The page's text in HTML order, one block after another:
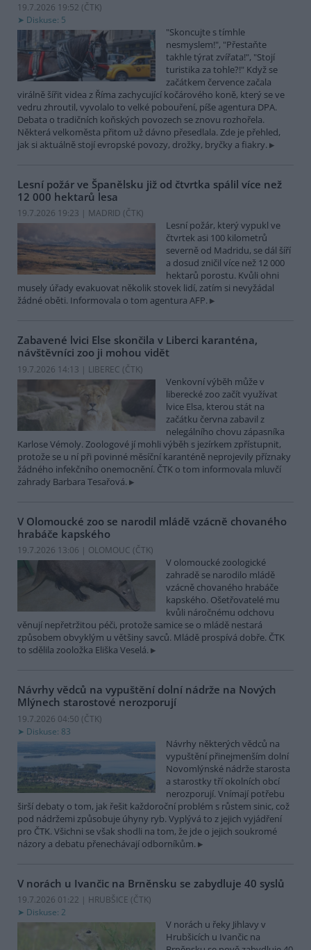
19.7.2026 19:52 (ČTK)
Diskuse: 5
"Skoncujte s tímhle
nesmyslem!", "Přestaňte
takhle týrat zvířata!", "Stojí
turistika za tohle?!" Když se
začátkem července začala
virálně šířit videa z Říma zachycující kočárového koně, který se ve
vedru zhroutil, vyvolalo to velké pobouření, píše agentura DPA.
Debata o tradičních koňských povozech se znovu rozhořela.
Některá velkoměsta přitom už dávno přesedlala. Zde je přehled,
jak si aktuálně stojí evropské povozy, drožky, bryčky a fiakry.
Lesní požár ve Španělsku již od čtvrtka spálil více než
12 000 hektarů lesa
19.7.2026 19:23 | MADRID (ČTK)
Lesní požár, který vypukl ve
čtvrtek asi 100 kilometrů
severně od Madridu, se dál šíří
a dosud zničil více než 12 000
hektarů porostu. Kvůli ohni
musely úřady evakuovat několik stovek lidí, zatím si nevyžádal
žádné oběti. Informovala o tom agentura AFP.
Zabavené lvici Else skončila v Liberci karanténa,
návštěvníci zoo ji mohou vidět
19.7.2026 14:13 | LIBEREC (ČTK)
Venkovní výběh může v
liberecké zoo začít využívat
lvice Elsa, kterou stát na
začátku června zabavil z
nelegálního chovu zápasníka
Karlose Vémoly. Zoologové jí mohli výběh s jezírkem zpřístupnit,
protože se u ní při povinné měsíční karanténě neprojevily příznaky
žádného infekčního onemocnění. ČTK o tom informovala mluvčí
zahrady Barbara Tesařová.
V Olomoucké zoo se narodil mládě vzácně chovaného
hrabáče kapského
19.7.2026 13:06 | OLOMOUC (ČTK)
V olomoucké zoologické
zahradě se narodilo mládě
vzácně chovaného hrabáče
kapského. Ošetřovatelé mu
kvůli náročnému odchovu
věnují nepřetržitou péči, protože samice se o mládě nestará
způsobem obvyklým u většiny savců. Mládě prospívá dobře. ČTK
to sdělila zooložka Eliška Veselá.
Návrhy vědců na vypuštění dolní nádrže na Nových
Mlýnech starostové nerozporují
19.7.2026 04:50 (ČTK)
Diskuse: 83
Návrhy některých vědců na
vypuštění přinejmenším dolní
Novomlýnské nádrže starosta
a starostky tří okolních obcí
nerozporují. Vnímají potřebu
širší debaty o tom, jak řešit každoroční problém s růstem sinic, což
pod nádržemi způsobuje úhyny ryb. Vyplývá to z jejich vyjádření
pro ČTK. Všichni se však shodli na tom, že jde o jejich soukromé
názory a debatu přenechávají odborníkům.
V norách u Ivančic na Brněnsku se zabydluje 40 syslů
19.7.2026 01:22 | HRUBŠICE (ČTK)
Diskuse: 2
V norách u řeky Jihlavy v
Hrubšicích u Ivančic na